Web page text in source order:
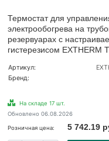
Термостат для
электрообогрева на
резервуарах с
гистерезисом EXTHERM
Артикул:
Бренд:
На складе 17 шт.
Обновлено 06.08.2026
Розничная цена: 5 742.19